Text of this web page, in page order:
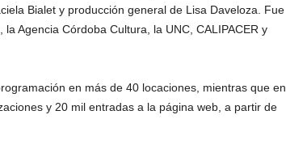
Bialet y producción general de Lisa Daveloza. Fue
Agencia Córdoba Cultura, la UNC, CALIPACER y
en más de 40 locaciones, mientras que en
y 20 mil entradas a la página web, a partir de